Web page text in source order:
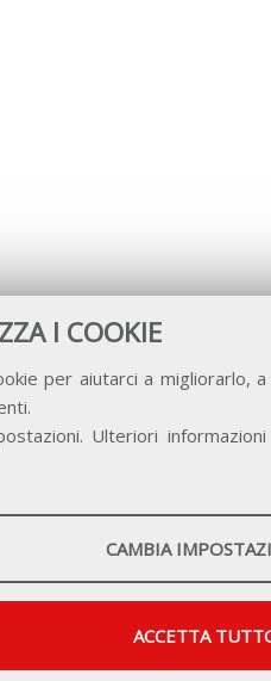
I COOKIE
per aiutarci a migliorarlo,
Ulteriori
CAMBIA
ACCETTA